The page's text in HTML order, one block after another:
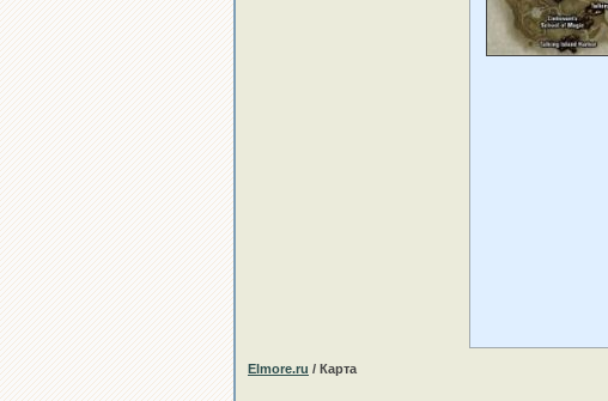
Elmore.ru / Карта